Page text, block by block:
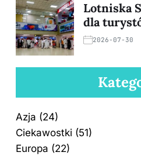
Lotniska
dla
2026-07-30
Azja (24)
Ciekawostki (51)
Europa (22)